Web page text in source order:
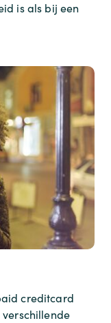
is als bij een
creditcard